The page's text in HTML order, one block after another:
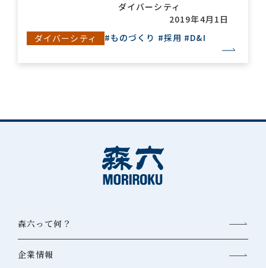
ダイバーシティ
2019年4月1日
ダイバーシティ
#ものづくり #採用 #D&I
森六って何？
企業情報